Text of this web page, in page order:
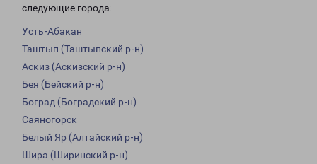
следующие города:
Усть-Абакан
Таштып (Таштыпский р-н)
Аскиз (Аскизский р-н)
Бея (Бейский р-н)
Боград (Боградский р-н)
Саяногорск
Белый Яр (Алтайский р-н)
Шира (Ширинский р-н)